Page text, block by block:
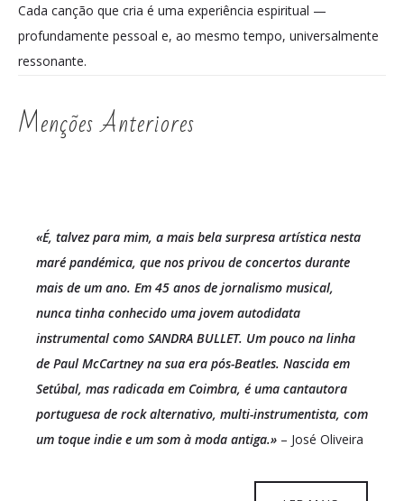
Cada canção que cria é uma experiência espiritual —
profundamente pessoal e, ao mesmo tempo, universalmente
ressonante.
Menções Anteriores
«É, talvez para mim, a mais bela surpresa artística nesta
maré pandémica, que nos privou de concertos durante
mais de um ano. Em 45 anos de jornalismo musical,
nunca tinha conhecido uma jovem autodidata
instrumental como SANDRA BULLET. Um pouco na linha
de Paul McCartney na sua era pós-Beatles. Nascida em
Setúbal, mas radicada em Coimbra, é uma cantautora
portuguesa de rock alternativo, multi-instrumentista, com
um toque indie e um som à moda antiga.» – José Oliveira